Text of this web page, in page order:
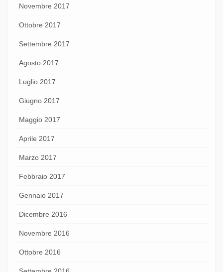
Novembre 2017
Ottobre 2017
Settembre 2017
Agosto 2017
Luglio 2017
Giugno 2017
Maggio 2017
Aprile 2017
Marzo 2017
Febbraio 2017
Gennaio 2017
Dicembre 2016
Novembre 2016
Ottobre 2016